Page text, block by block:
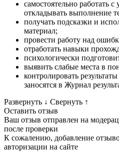
самостоятельно работать
откладывать выполнение
получать подсказки и
материал;
провести работу над
отработать навыки
психологически
выявить слабые места в
контролировать
заносятся в Журнал
Развернуть ↓ Свернуть ↑
Оставить отзыв
Ваш отзыв отправлен на
после проверки
К сожалению, добавление
авторизации на сайте